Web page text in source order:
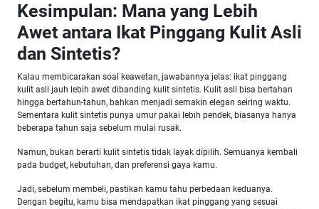
Kesimpulan: Mana yang Lebih
Awet antara Ikat Pinggang Kulit Asli
dan Sintetis?
Kalau membicarakan soal keawetan, jawabannya jelas: ikat pinggang
kulit asli jauh lebih awet dibanding kulit sintetis. Kulit asli bisa bertahan
hingga bertahun-tahun, bahkan menjadi semakin elegan seiring waktu.
Sementara kulit sintetis punya umur pakai lebih pendek, biasanya hanya
beberapa tahun saja sebelum mulai rusak.
Namun, bukan berarti kulit sintetis tidak layak dipilih. Semuanya kembali
pada budget, kebutuhan, dan preferensi gaya kamu.
Jadi, sebelum membeli, pastikan kamu tahu perbedaan keduanya.
Dengan begitu, kamu bisa mendapatkan ikat pinggang yang sesuai